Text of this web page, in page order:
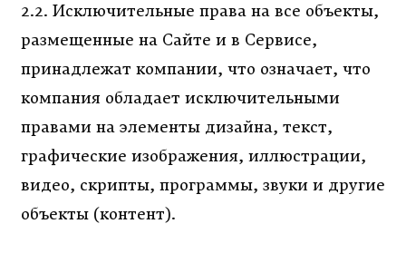
2.2. Исключительные права на все объекты,
размещенные на Сайте и в Сервисе,
принадлежат компании, что означает, что
компания обладает исключительными
правами на элементы дизайна, текст,
графические изображения, иллюстрации,
видео, скрипты, программы, звуки и другие
объекты (контент).